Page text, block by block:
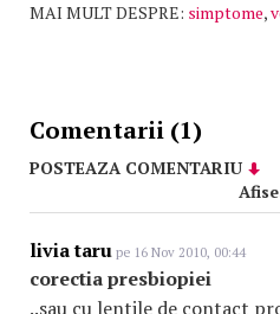
MAI MULT DESPRE: simptome,
Comentarii (1)
POSTEAZA COMENTARIU
livia taru pe 16 Nov 2010, 00:44
corectia presbiopiei
..sau cu lentile de contact